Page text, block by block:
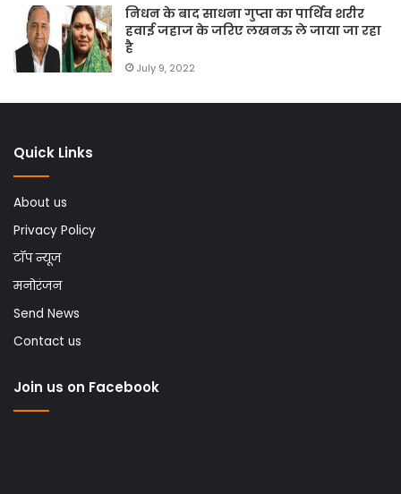
निधन के बाद साधना गुप्ता का पार्थिव शरीर
हवाई जहाज के जरिए लखनऊ ले जाया जा रहा
है
July 9, 2022
Quick Links
About us
Privacy Policy
टॉप न्यूज
मनोरंजन
Send News
Contact us
Join us on Facebook